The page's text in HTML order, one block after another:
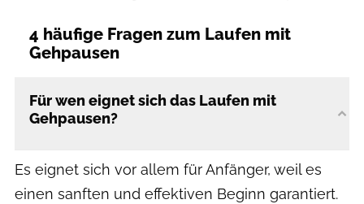
4 häufige Fragen zum Laufen mit
Gehpausen
Für wen eignet sich das Laufen mit
Gehpausen?
Es eignet sich vor allem für Anfänger, weil es
einen sanften und effektiven Beginn garantiert.